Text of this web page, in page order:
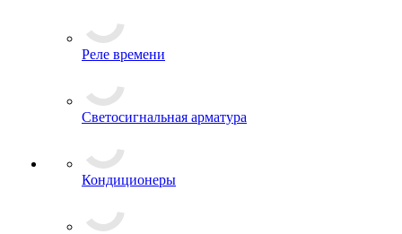
Реле времени
Светосигнальная арматура
Кондиционеры